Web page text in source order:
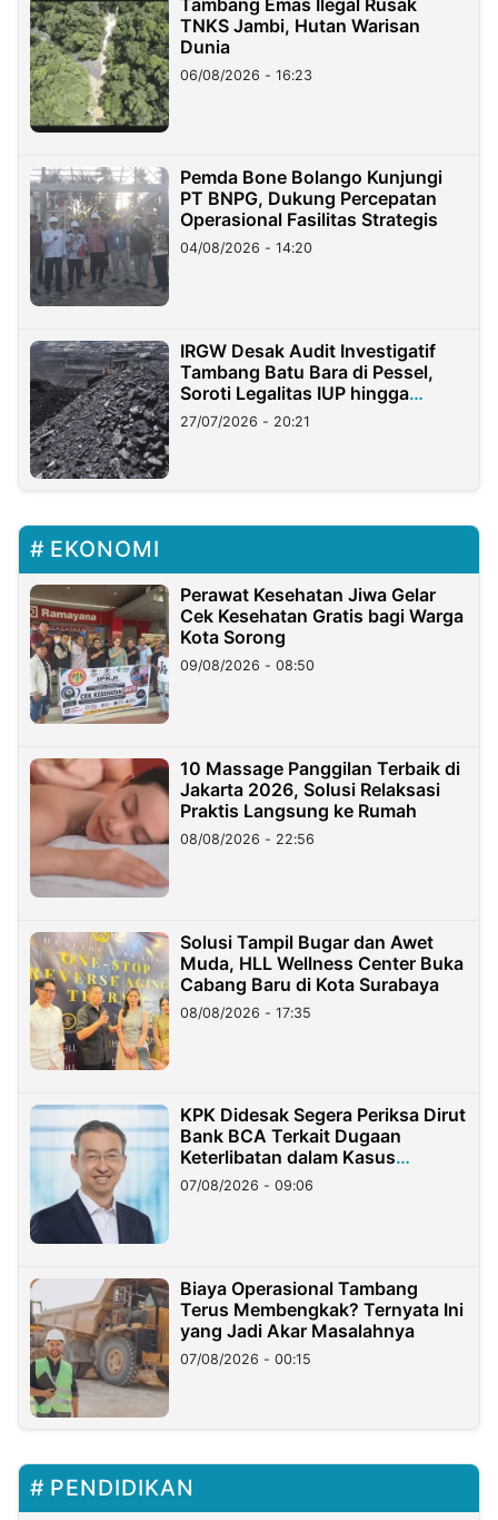
TNKS Jambi, Hutan Warisan
Dunia
06/08/2026 - 16:23
Pemda Bone Bolango Kunjungi
PT BNPG, Dukung Percepatan
Operasional Fasilitas Strategis
04/08/2026 - 14:20
IRGW Desak Audit Investigatif
Tambang Batu Bara di Pessel,
Soroti Legalitas IUP hingga
Stockpile
27/07/2026 - 20:21
EKONOMI
Perawat Kesehatan Jiwa Gelar
Cek Kesehatan Gratis bagi Warga
Kota Sorong
09/08/2026 - 08:50
10 Massage Panggilan Terbaik di
Jakarta 2026, Solusi Relaksasi
Praktis Langsung ke Rumah
08/08/2026 - 22:56
Solusi Tampil Bugar dan Awet
Muda, HLL Wellness Center Buka
Cabang Baru di Kota Surabaya
08/08/2026 - 17:35
KPK Didesak Segera Periksa Dirut
Bank BCA Terkait Dugaan
Keterlibatan dalam Kasus
Hilangnya Dana Nasabah Rp2,58
Miliar
07/08/2026 - 09:06
Biaya Operasional Tambang
Terus Membengkak? Ternyata Ini
yang Jadi Akar Masalahnya
07/08/2026 - 00:15
PENDIDIKAN